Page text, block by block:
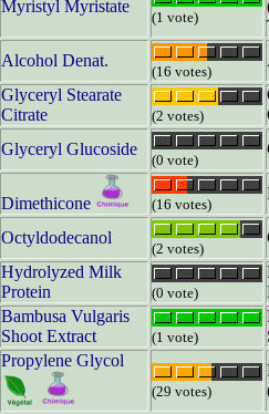
Myristyl Myristate
(1 vote)
Alcohol Denat.
(16 votes)
Glyceryl Stearate
Citrate
(2 votes)
Glyceryl Glucoside
(0 vote)
Dimethicone (16 votes)
Octyldodecanol
(2 votes)
Hydrolyzed Milk
Protein
(0 vote)
Bambusa Vulgaris
Shoot Extract
(1 vote)
Propylene Glycol
(29 votes)